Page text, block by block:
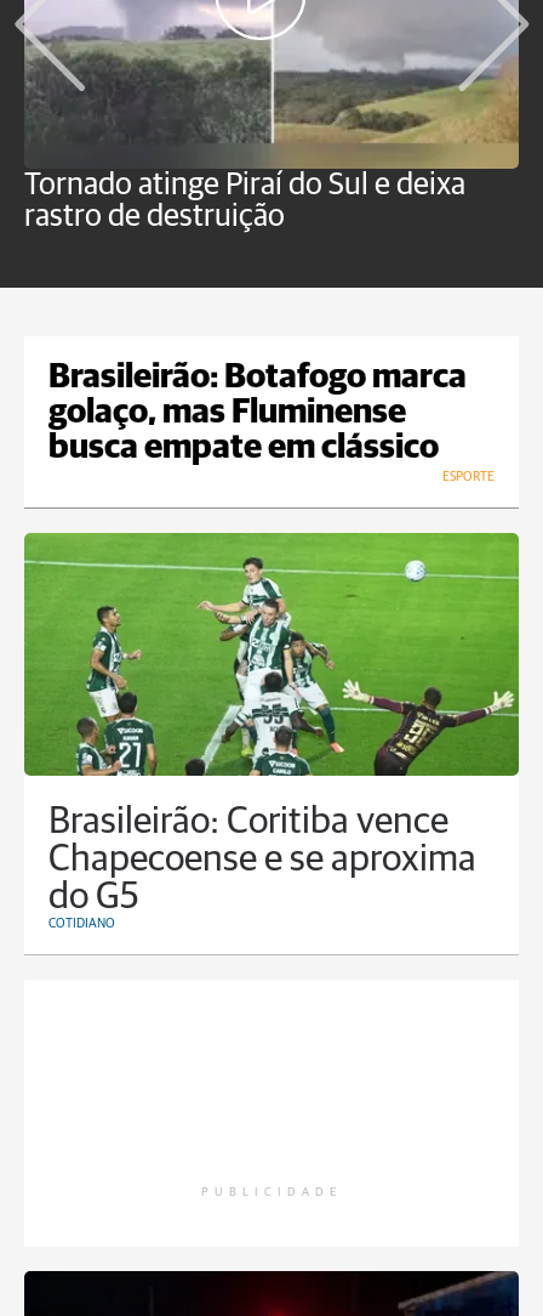
Tornado atinge Piraí do Sul e deixa
rastro de destruição
Brasileirão: Botafogo marca
golaço, mas Fluminense
busca empate em clássico
ESPORTE
Brasileirão: Coritiba vence
Chapecoense e se aproxima
do G5
COTIDIANO
PUBLICIDADE